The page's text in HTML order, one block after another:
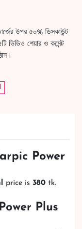
উপর ৫০% ডিসকাউন্ট
ভিডিও শেয়ার ও কমেন্ট
Power
price is 380 tk.
Plus